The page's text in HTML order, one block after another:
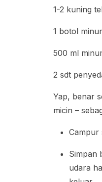
1-2 kuning
1 botol
500 ml
2 sdt
Yap, benar
micin –
Campur
Simpan
udara